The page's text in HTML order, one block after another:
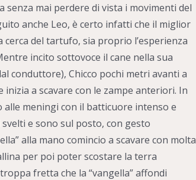
mai perdere di vista i movimenti del
anche Leo, è certo infatti che il miglior
del tartufo, sia proprio l’esperienza
incito sottovoce il cane nella sua
conduttore), Chicco pochi metri avanti a
a scavare con le zampe anteriori. In
meningi con il batticuore intenso e
e sono sul posto, con gesto
alla mano comincio a scavare con molta
per poi poter scostare la terra
fretta che la “vangella” affondi